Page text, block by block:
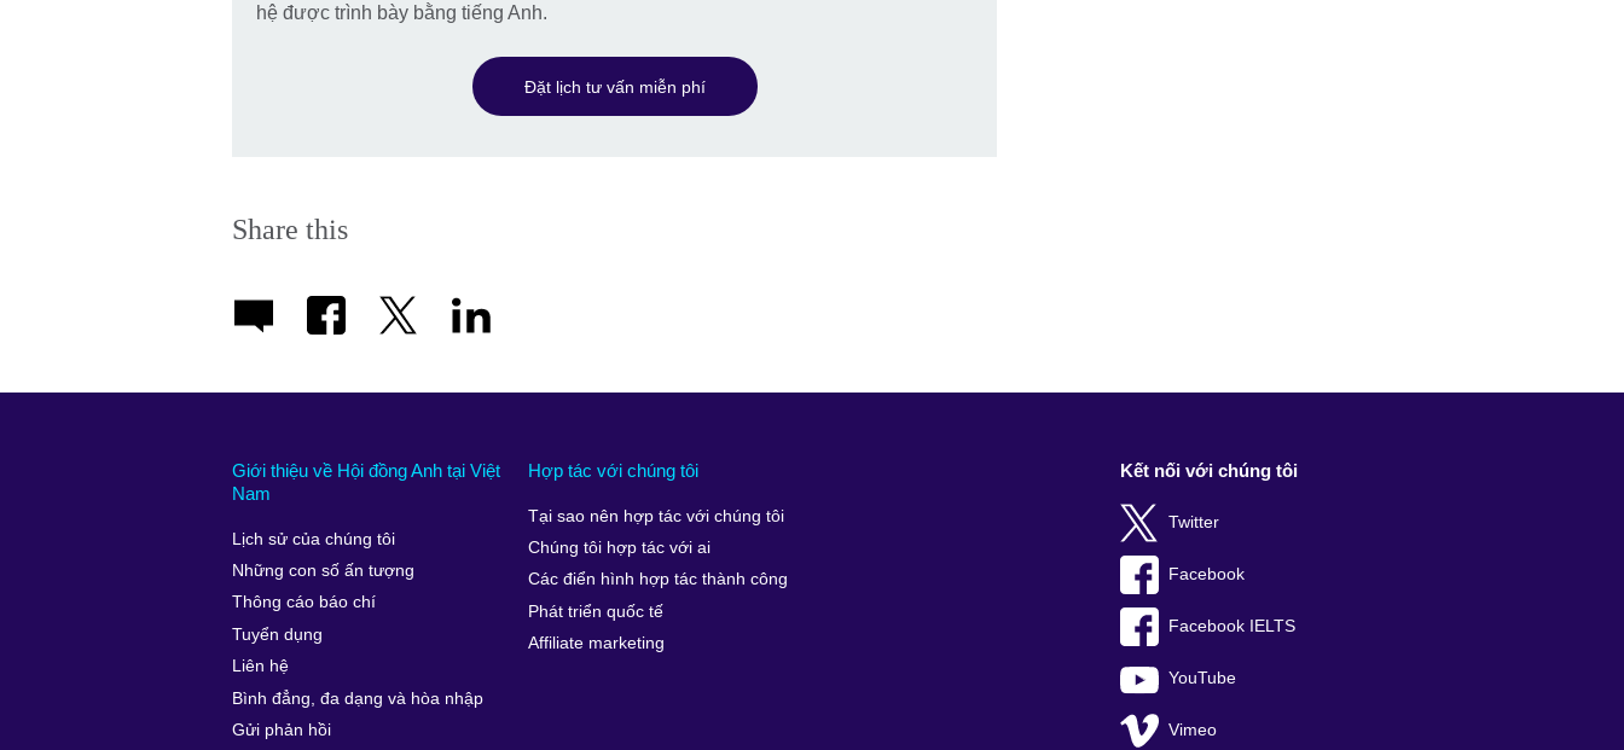
hệ được trình bày bằng tiếng Anh.
Đặt lịch tư vấn miễn phí
Share this
Giới thiệu về Hội đồng Anh tại Việt
Nam
Lịch sử của chúng tôi
Những con số ấn tượng
Thông cáo báo chí
Tuyển dụng
Liên hệ
Bình đẳng, đa dạng và hòa nhập
Gửi phản hồi
Hợp tác với chúng tôi
Tại sao nên hợp tác với chúng tôi
Chúng tôi hợp tác với ai
Các điển hình hợp tác thành công
Phát triển quốc tế
Affiliate marketing
Kết nối với chúng tôi
Twitter
Facebook
Facebook IELTS
YouTube
Vimeo